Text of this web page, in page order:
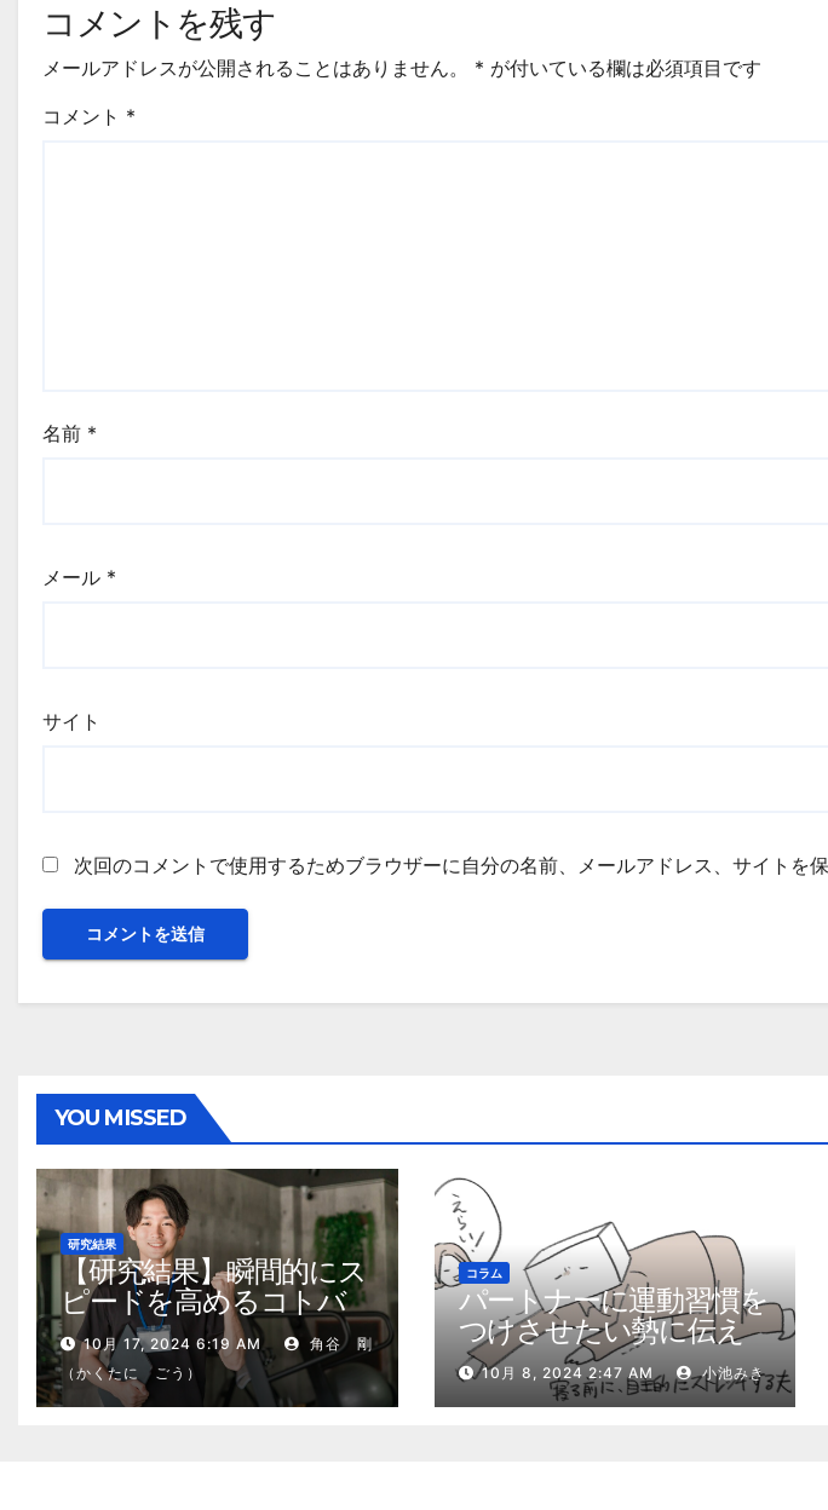
コメントを残す
メールアドレスが公開されることはありません。 * が付いている欄は必須項目です
コメント *
名前 *
メール *
サイト
次回のコメントで使用するためブラウザーに自分の名前、メールアドレス、サイトを保
YOU MISSED
研究結果
【研究結果】瞬間的にス
ピードを高めるコトバ
の威力
10月 17, 2024 6:19 AM
角谷 剛
（かくたに ごう）
コラム
パートナーに運動習慣を
つけさせたい勢に伝え
る、私が夫の筋肉量を
2kg増やした5ステップ
10月 8, 2024 2:47 AM 小池みき